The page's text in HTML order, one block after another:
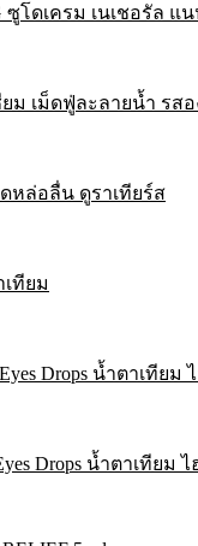
G ซูโดเครม เนเชอรัล
ยม เม็ดฟู่ละลายน้ำ รส
หล่อลื่น ดูราเทียร์ส
เทียม
Drops น้ำตาเทีย
Drops น้ำตาเทียม